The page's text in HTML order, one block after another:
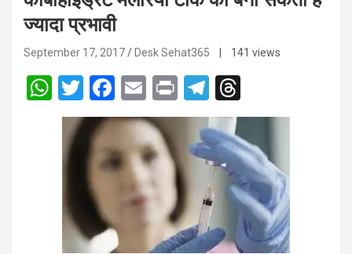
ज्यादा प्रभावी
September 17, 2017 Desk Sehat365 | 141 views
W
h
at
s
p
p
T
wi
tt
er
F
a
ce
b
k
E
m
ail
Pr
in
T
el
e
gr
a
m
hr
e
a
d
s